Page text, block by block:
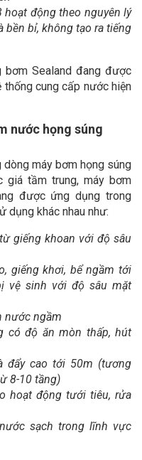
hoạt động theo nguyên lý
bền bỉ, không tạo ra tiếng
Sealand đang được
cung cấp nước hiện
nước họng súng
máy bơm họng súng
giá tầm trung, máy bơm
được ứng dụng trong
dụng khác nhau như:
giếng khoan với độ sâu
giếng khơi, bể ngầm tới
vệ sinh với độ sâu mặt
nước ngầm
có độ ăn mòn thấp, hút
đẩy cao tới 50m (tương
8-10 tầng)
hoạt động tưới tiêu, rửa
sạch trong lĩnh vực